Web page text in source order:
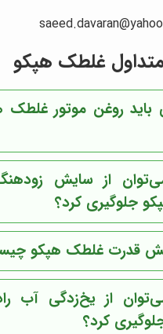
غلطک هپکو
باید روغن موتور
از سایش
جلوگیری کرد؟
قدرت غلطک هپکو
از یخ‌زدگی آب
کرد؟